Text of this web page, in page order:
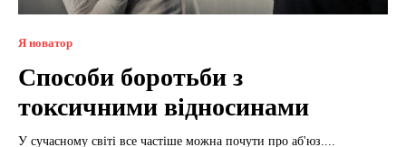
Я новатор
Способи боротьби з
токсичними відносинами
У сучасному світі все частіше можна почути про аб'юз....